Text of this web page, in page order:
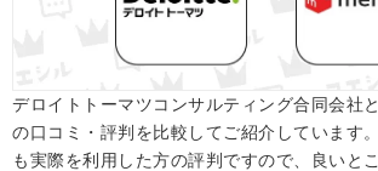
デロイトトーマツコンサルティング合同会社
の口コミ・評判を比較してご紹介しています
も実際を利用した方の評判ですので、良いと